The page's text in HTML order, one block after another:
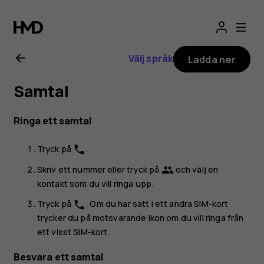
för
Nokia
8.1
Välj språk Ladda ner
Samtal
Ringa ett samtal
Tryck på phone .
Skriv ett nummer eller tryck på groupoch välj en
kontakt som du vill ringa upp.
Tryck på phone. Om du har satt i ett andra SIM-kort
trycker du på motsvarande ikon om du vill ringa från
ett visst SIM-kort.
Besvara ett samtal